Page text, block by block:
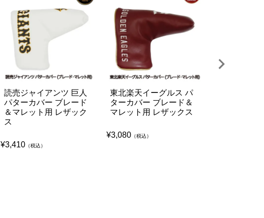
読売ジャイアンツ 巨人
パターカバー ブレード
＆マレット用 レザック
ス
¥3,410 （税込）
東北楽天イーグルス パ
ターカバー ブレード＆
マレット用 レザックス
¥3,080 （税込）